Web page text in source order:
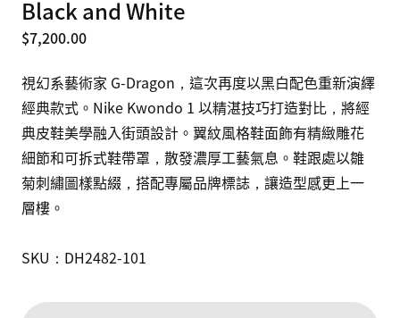
Black and White
$7,200.00
視幻系藝術家 G-Dragon，這次再度以黑白配色重新演繹
經典款式。Nike Kwondo 1 以精湛技巧打造對比，將經
典皮鞋美學融入街頭設計。翼紋風格鞋面飾有精緻雕花
細節和可拆式鞋帶罩，散發濃厚工藝氣息。鞋跟處以雛
菊刺繡圖樣點綴，搭配專屬品牌標誌，讓造型感更上一
層樓。
SKU：DH2482-101